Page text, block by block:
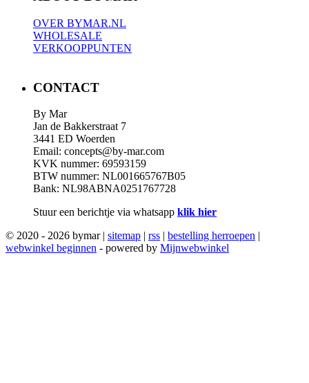
OVER BYMAR.NL
WHOLESALE
VERKOOPPUNTEN
CONTACT
By Mar
Jan de Bakkerstraat 7
3441 ED Woerden
Email: concepts@by-mar.com
KVK nummer: 69593159
BTW nummer: NL001665767B05
Bank: NL98ABNA0251767728
Stuur een berichtje via whatsapp klik hier
© 2020 - 2026 bymar | sitemap | rss | bestelling herroepen |
webwinkel beginnen - powered by Mijnwebwinkel